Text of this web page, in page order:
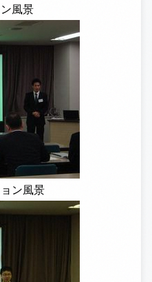
風景
ン風景